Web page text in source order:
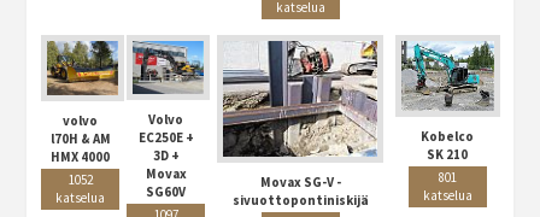
katselua
volvo
l70H & AM
HMX 4000
1052
katselua
Volvo
EC250E +
3D +
Movax
SG60V
Movax SG-V -
sivuottopontiniskijä
Kobelco
SK 210
801
katselua